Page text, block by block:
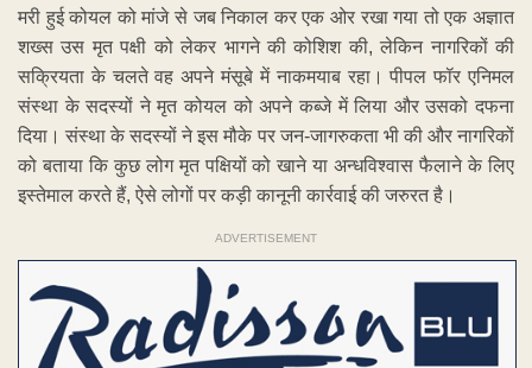
मरी हुई कोयल को मांजे से जब निकाल कर एक ओर रखा गया तो एक अज्ञात
शख्स उस मृत पक्षी को लेकर भागने की कोशिश की, लेकिन नागरिकों की
सक्रियता के चलते वह अपने मंसूबे में नाकमयाब रहा। पीपल फॉर एनिमल
संस्था के सदस्यों ने मृत कोयल को अपने कब्जे में लिया और उसको दफना
दिया। संस्था के सदस्यों ने इस मौके पर जन-जागरुकता भी की और नागरिकों
को बताया कि कुछ लोग मृत पक्षियों को खाने या अन्धविश्वास फैलाने के लिए
इस्तेमाल करते हैं, ऐसे लोगों पर कड़ी कानूनी कार्रवाई की जरुरत है।
ADVERTISEMENT